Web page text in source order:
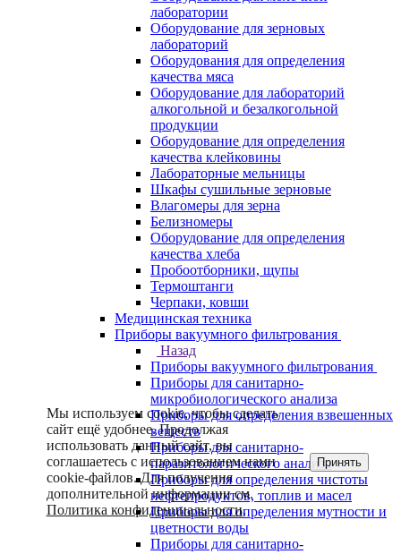
лаборатории
Оборудование для зерновых
лабораторий
Оборудования для определения
качества мяса
Оборудование для лабораторий
алкогольной и безалкогольной
продукции
Оборудование для определения
качества клейковины
Лабораторные мельницы
Шкафы сушильные зерновые
Влагомеры для зерна
Белизномеры
Оборудование для определения
качества хлеба
Пробоотборники, щупы
Термоштанги
Черпаки, ковши
Медицинская техника
Приборы вакуумного фильтрования
Назад
Приборы вакуумного фильтрования
Приборы для санитарно-
микробиологического анализа
Приборы для определения взвешенных
веществ
Приборы для санитарно-
паразитологического анализа
Приборы для определения чистоты
нефтепродуктов, топлив и масел
Приборы для определения мутности и
цветности воды
Приборы для санитарно-
Мы используем cookie, чтобы сделать
сайт ещё удобнее. Продолжая
использовать данный сайт, вы
соглашаетесь с использованием нами
cookie-файлов. Для получения
дополнительной информации см.
Политика конфиденциальности.
Принять